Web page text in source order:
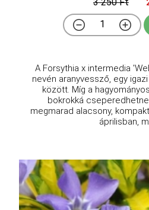
A Forsythia x intermedia
nevén aranyvessző, egy
között. Míg a
bokrokká
megmarad alacsony,
áprilisban,